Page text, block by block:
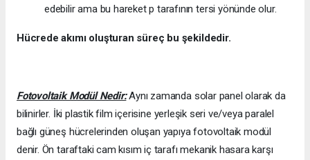
edebilir ama bu hareket p tarafının tersi yönünde olur.
Hücrede akımı oluşturan süreç bu şekildedir.
Fotovoltaik Modül Nedir:Aynı zamanda solar panel olarak da
bilinirler. İki plastik film içerisine yerleşik seri ve/veya paralel
bağlı güneş hücrelerinden oluşan yapıya fotovoltaik modül
denir. Ön taraftaki cam kısım iç tarafı mekanik hasara karşı